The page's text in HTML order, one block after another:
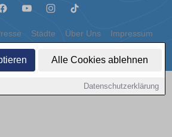
Alle Cookies ablehnen
Datenschutzerklärung
Städte Über Uns Impressum
Cookies
Infosysteme GmbH | Content by: 1a-sites-autos